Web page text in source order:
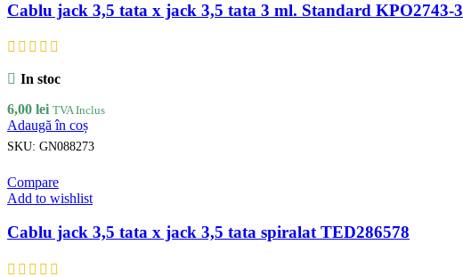
Cablu jack 3,5 tata x jack 3,5 tata 3 ml. Standard KPO2743-3
In stoc
6,00 lei TVA Inclus
Adaugă în coș
SKU: GN088273
Compare
Add to wishlist
Cablu jack 3,5 tata x jack 3,5 tata spiralat TED286578